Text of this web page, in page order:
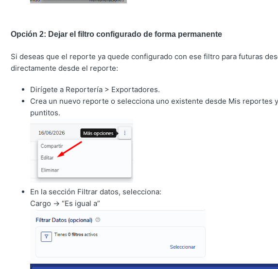
Opción 2: Dejar el filtro configurado de forma permanente
Si deseas que el reporte ya quede configurado con ese filtro para futuras
directamente desde el reporte:
Dirígete a Reportería > Exportadores.
Crea un nuevo reporte o selecciona uno existente desde Mis reportes
puntitos.
En la sección Filtrar datos, selecciona:
Cargo → “Es igual a”